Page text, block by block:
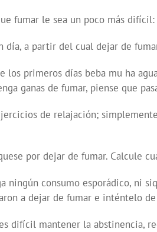
fumar le sea un poco más
día, a partir del cual dejar de
los primeros días beba mu ha
ganas de fumar, piense que
de relajación;
por dejar de fumar. Calcule
ningún consumo esporádico, ni
a dejar de fumar e inténtelo
difícil mantener la abstinencia,